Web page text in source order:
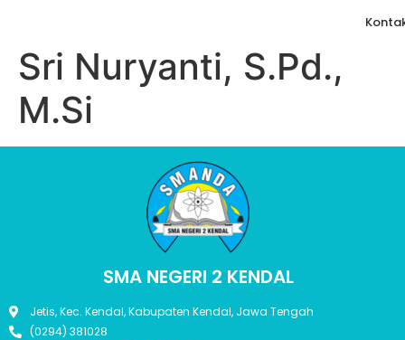
Sri Nuryanti, S.Pd.,
M.Si
SMA NEGERI 2 KENDAL
Jetis, Kec. Kendal, Kabupaten Kendal, Jawa Tengah
(0294) 381028